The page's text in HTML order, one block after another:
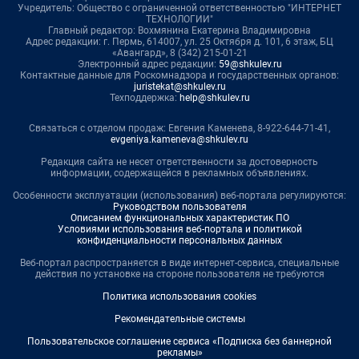
Учредитель: Общество с ограниченной ответственностью "ИНТЕРНЕТ
ТЕХНОЛОГИИ"
Главный редактор: Вохмянина Екатерина Владимировна
Адрес редакции: г. Пермь, 614007, ул. 25 Октября д. 101, 6 этаж, БЦ
«Авангард», 8 (342) 215-01-21
Электронный адрес редакции: 59@shkulev.ru
Контактные данные для Роскомнадзора и государственных органов:
juristekat@shkulev.ru
Техподдержка: help@shkulev.ru
Связаться с отделом продаж: Евгения Каменева, 8-922-644-71-41,
evgeniya.kameneva@shkulev.ru
Редакция сайта не несет ответственности за достоверность
информации, содержащейся в рекламных объявлениях.
Особенности эксплуатации (использования) веб-портала регулируются:
Руководством пользователя
Описанием функциональных характеристик ПО
Условиями использования веб-портала и политикой
конфиденциальности персональных данных
Веб-портал распространяется в виде интернет-сервиса, специальные
действия по установке на стороне пользователя не требуются
Политика использования cookies
Рекомендательные системы
Пользовательское соглашение сервиса «Подписка без баннерной
рекламы»